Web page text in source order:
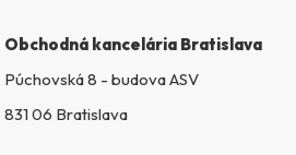
Obchodná kancelária Bratislava
Púchovská 8 - budova ASV
831 06 Bratislava